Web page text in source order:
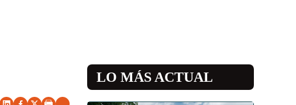
LO MÁS ACTUAL